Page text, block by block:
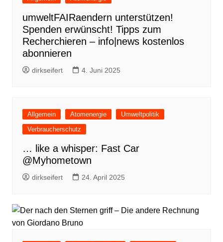
umweltFAIRaendern unterstützen!
Spenden erwünscht! Tipps zum
Recherchieren – info|news kostenlos
abonnieren
dirkseifert 4. Juni 2025
Allgemein Atomenergie
Umweltpolitik
Verbraucherschutz
… like a whisper: Fast Car
@Myhometown
dirkseifert 24. April 2025